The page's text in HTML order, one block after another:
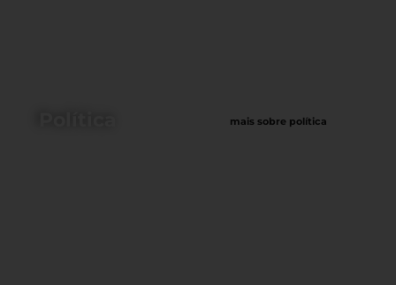
mais sobre política